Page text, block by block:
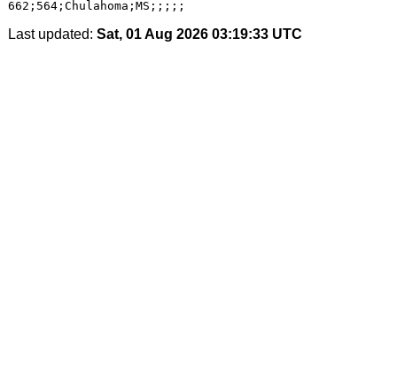
Last updated: Sat, 01 Aug 2026 03:19:33 UTC